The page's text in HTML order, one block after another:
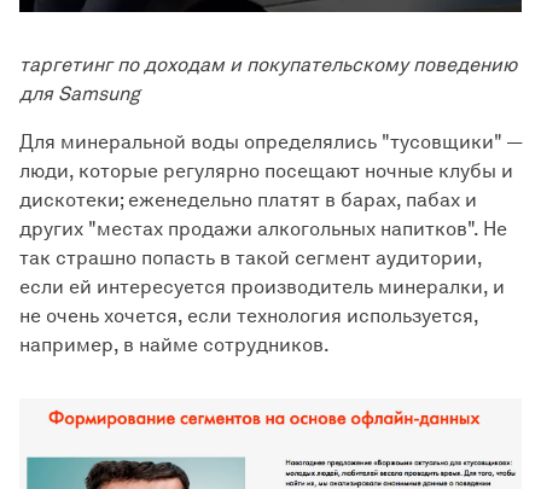
таргетинг по доходам и покупательскому поведению
для Samsung
Для минеральной воды определялись "тусовщики" —
люди, которые регулярно посещают ночные клубы и
дискотеки; еженедельно платят в барах, пабах и
других "местах продажи алкогольных напитков". Не
так страшно попасть в такой сегмент аудитории,
если ей интересуется производитель минералки, и
не очень хочется, если технология используется,
например, в найме сотрудников.